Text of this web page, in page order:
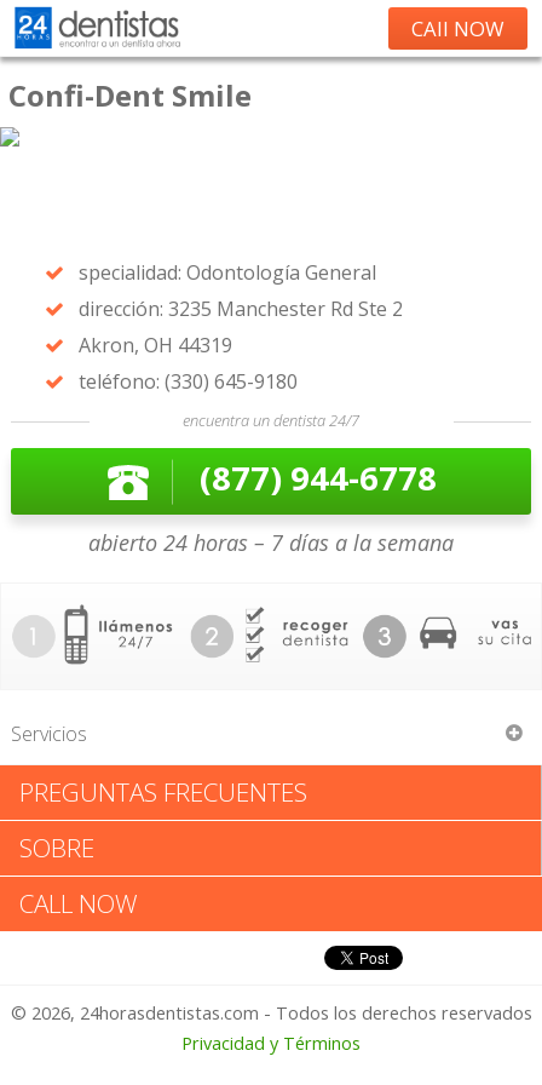
CAll NOW
Confi-Dent Smile
specialidad: Odontología General
dirección: 3235 Manchester Rd Ste 2
Akron, OH 44319
teléfono: (330) 645-9180
encuentra un dentista 24/7
(877) 944-6778
abierto 24 horas – 7 días a la semana
Servicios
Confi-Dent Smile
Confi-Dent Smile: Califica tu
Experiencia
1 – No Feliz
PREGUNTAS FRECUENTES
SOBRE
CALL NOW
© 2026, 24horasdentistas.com - Todos los derechos reservados
Privacidad y Términos